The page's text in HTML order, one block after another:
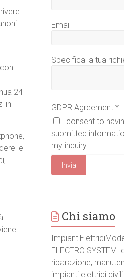
24
in
le
C
n
o
D
P
R
*
Email
Specifica la tua
GDPR Agreement*
I consent to
submitted
my inquiry.
Invia
Chi siamo
ELECTRO
riparazione,
impianti elettrici